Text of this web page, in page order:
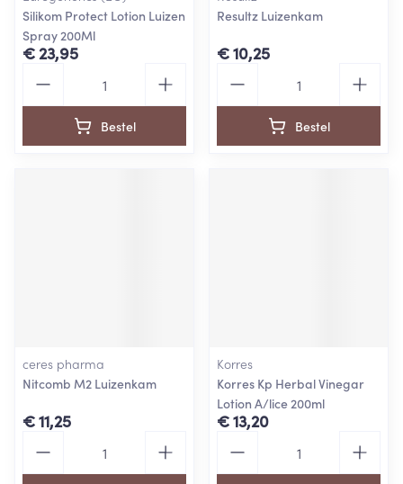
Silikom Protect Lotion Luizen
Spray 200Ml
€ 23,95
Bestel
Resultz Luizenkam
€ 10,25
Bestel
ceres pharma
Nitcomb M2 Luizenkam
€ 11,25
Korres
Korres Kp Herbal Vinegar
Lotion A/lice 200ml
€ 13,20